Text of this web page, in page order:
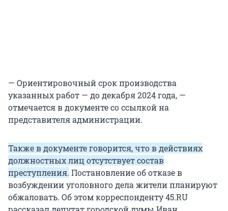
— Ориентировочный срок производства
указанных работ — до декабря 2024 года, —
отмечается в документе со ссылкой на
представителя администрации.
Также в документе говорится, что в действиях
должностных лиц отсутствует состав
преступления. Постановление об отказе в
возбуждении уголовного дела жители планируют
обжаловать. Об этом корреспонденту 45.RU